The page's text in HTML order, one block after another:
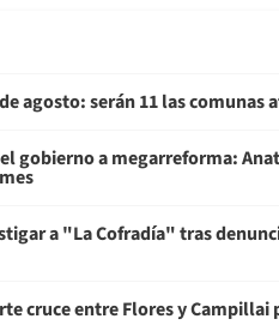
agosto: serán 11 las comunas
gobierno a megarreforma:
a "La Cofradía" tras
cruce entre Flores y Campillai